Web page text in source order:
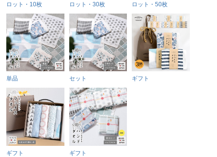
ロット・10枚 ロット・30枚 ロット・50枚
単品 セット ギフト
ギフト ギフト